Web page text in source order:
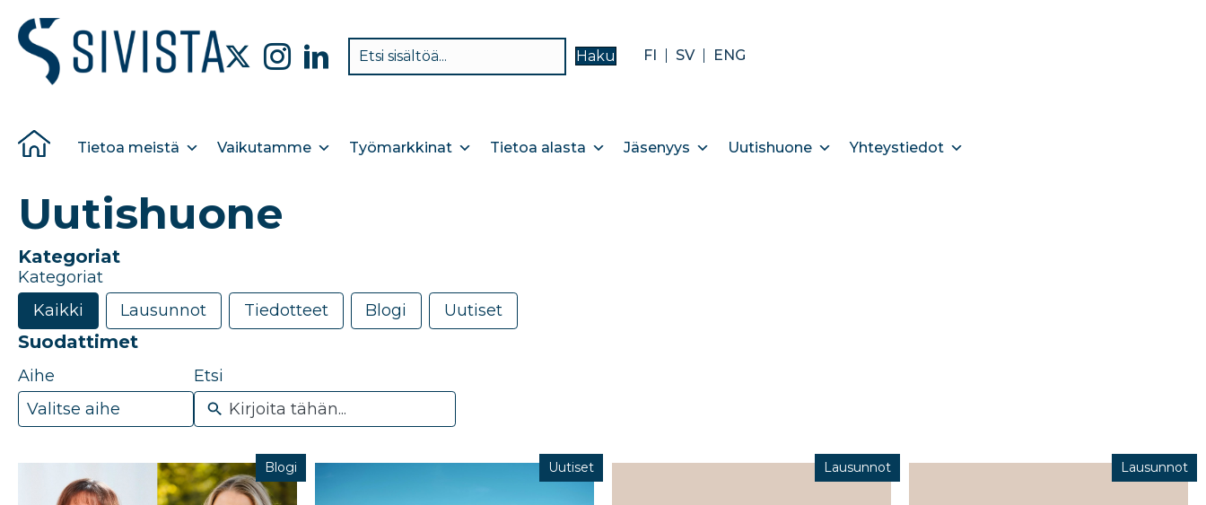
Haku FI SV ENG
Tietoa meistä Vaikutamme Työmarkkinat Tietoa alasta Jäsenyys Uutishuone Yhteystiedot
Uutishuone
Kategoriat
Kategoriat
Kaikki
Lausunnot Tiedotteet Blogi Uutiset
Suodattimet
Aihe
20
results
available
Etsi
Blogi Uutiset Lausunnot Lausunnot